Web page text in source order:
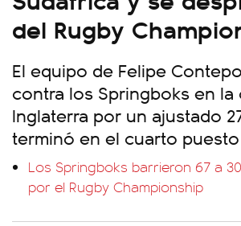
del Rugby
El equipo de Felipe
contra los Springboks en la
Inglaterra por un ajustado
terminó en el cuarto
Los Springboks barrieron 67 a
por el Rugby Championship